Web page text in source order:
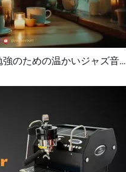
カスタマイズ コーヒーショップで聞く勉強のための温かいジャズ音楽 YouTube チャンネル紹介